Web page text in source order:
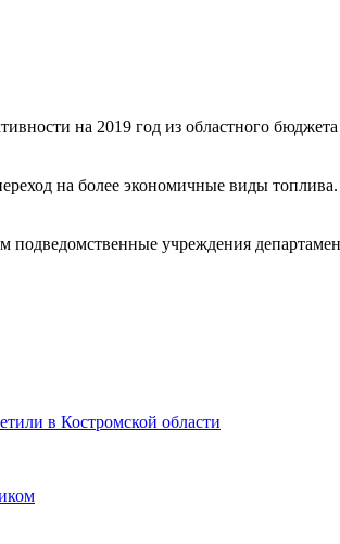
на 2019 год из областного
на более экономичные виды
учреждения
в Костромской области